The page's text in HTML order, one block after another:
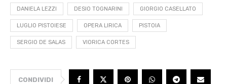
DANIELA LEZZI DESIO TOGNARINI GIORGIO CASELLATO
LUGLIO PISTOIESE OPERA LIRICA PISTOIA
SERGIO DE SALAS VIORICA CORTES
CONDIVIDI